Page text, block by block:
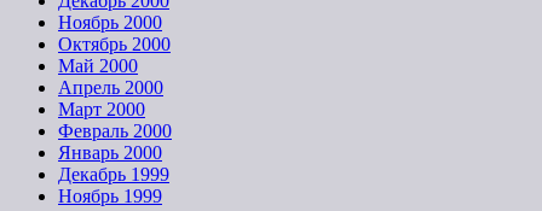
Ноябрь 2000
Октябрь 2000
Май 2000
Апрель 2000
Март 2000
Февраль 2000
Январь 2000
Декабрь 1999
Ноябрь 1999